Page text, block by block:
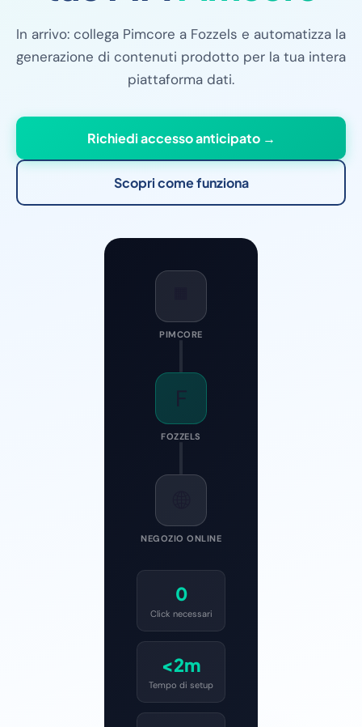
In arrivo: collega Pimcore a Fozzels e automatizza la
generazione di contenuti prodotto per la tua intera
piattaforma dati.
Richiedi accesso anticipato →
Scopri come funziona
PIMCORE
F
FOZZELS
NEGOZIO ONLINE
0
Click necessari
<2m
Tempo di setup